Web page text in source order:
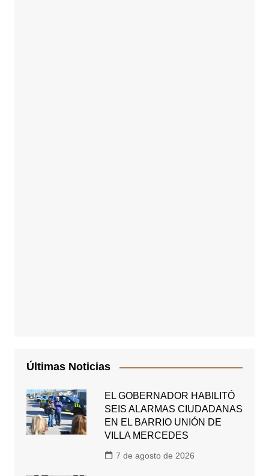
Últimas Noticias
EL GOBERNADOR HABILITÓ
SEIS ALARMAS CIUDADANAS
EN EL BARRIO UNIÓN DE
VILLA MERCEDES
7 de agosto de 2026